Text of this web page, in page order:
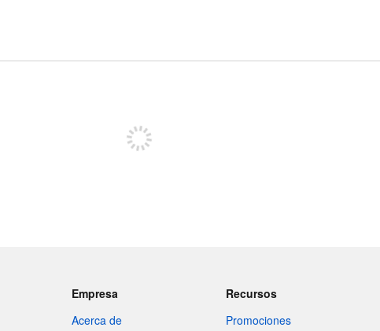
Empresa
Acerca de
Recursos
Promociones